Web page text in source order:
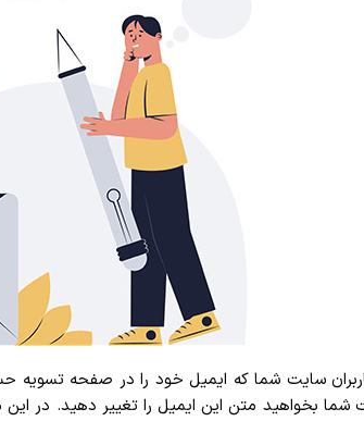
سایت شما که ایمیل خود را در صفحه
بخواهید متن این ایمیل را تغییر دهید. در